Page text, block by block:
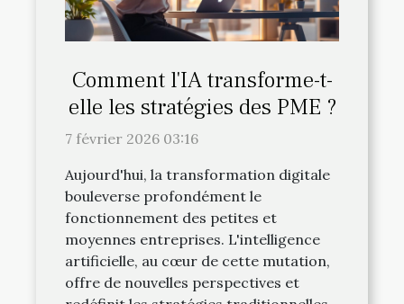
Comment l'IA transforme-t-
elle les stratégies des PME ?
7 février 2026 03:16
Aujourd'hui, la transformation digitale
bouleverse profondément le
fonctionnement des petites et
moyennes entreprises. L'intelligence
artificielle, au cœur de cette mutation,
offre de nouvelles perspectives et